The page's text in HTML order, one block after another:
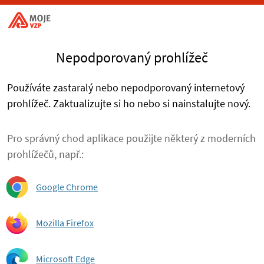
Nepodporovaný prohlížeč
Používáte zastaralý nebo nepodporovaný internetový
prohlížeč. Zaktualizujte si ho nebo si nainstalujte nový.
Pro správný chod aplikace použijte některý z moderních
prohlížečů, např.:
Google Chrome
Mozilla Firefox
Microsoft Edge